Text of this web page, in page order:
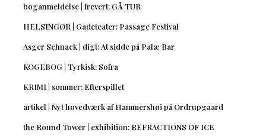
boganmeldelse | frevert: GÅ TUR
HELSINGØR | Gadeteater: Passage Festival
Asger Schnack | digt: At sidde på Palæ Bar
KOGEBOG | Tyrkisk: Sofra
KRIMI | sommer: Efterspillet
artikel | Nyt hovedværk af Hammershøi på Ordrupgaard
the Round Tower | exhibition: REFRACTIONS OF ICE